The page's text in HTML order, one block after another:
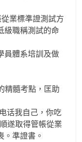
業標準證測試方
級職稱測試的命
體系培訓及做
髓考點，匡助
话我自己，你吃
遂取得管帳從業
。準證書。